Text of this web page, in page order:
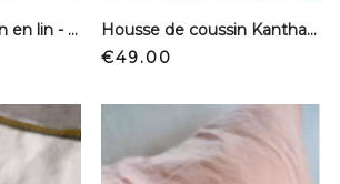
Housse de coussin en lin - Vert Vintage
Housse de coussin Kantha - Rouge et fleurs blanches
Price
€49.00